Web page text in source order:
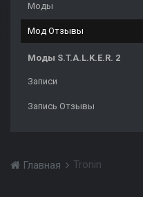
Моды
Мод Отзывы
Моды S.T.A.L.K.E.R. 2
Записи
Запись Отзывы
Главная Tronin